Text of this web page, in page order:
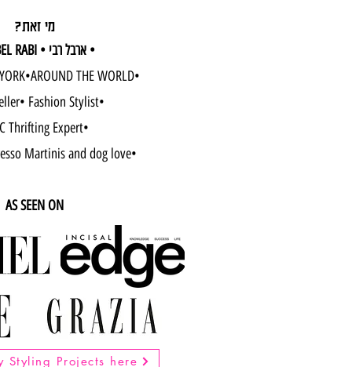
?מי זאת
• ARBEL RABI • ארבל רבי •
THE WORLD•
Fashion Stylist•
Thrifting Expert•
Martinis and dog love•
AS SEEN ON
Styling Projects here